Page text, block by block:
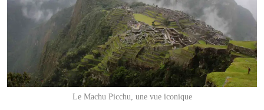
Le Machu Picchu, une vue iconique